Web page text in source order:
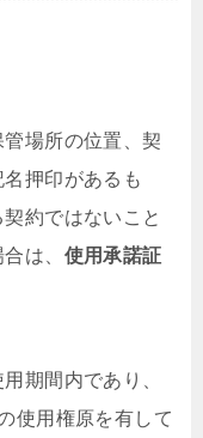
場所の位置、契
押印があるも
約ではないこと
は、 使用承諾証
期間内であり、
使用権原を有して